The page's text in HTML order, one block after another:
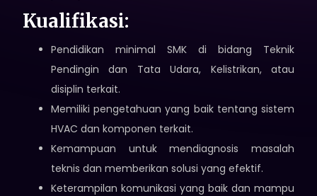
Kualifikasi:
Pendidikan minimal SMK di bidang Teknik
Pendingin dan Tata Udara, Kelistrikan, atau
disiplin terkait.
Memiliki pengetahuan yang baik tentang sistem
HVAC dan komponen terkait.
Kemampuan untuk mendiagnosis masalah
teknis dan memberikan solusi yang efektif.
Keterampilan komunikasi yang baik dan mampu